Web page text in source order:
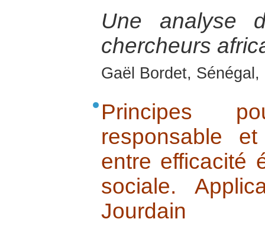
Une analyse
chercheurs
Gaël Bordet,
Principes
responsable
entre efficacité
sociale.
Jourdain